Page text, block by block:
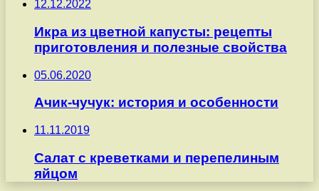
12.12.2022
Икра из цветной капусты: рецепты
приготовления и полезные свойства
05.06.2020
Ачик-чучук: история и особенности
11.11.2019
Салат с креветками и перепелиным
яйцом